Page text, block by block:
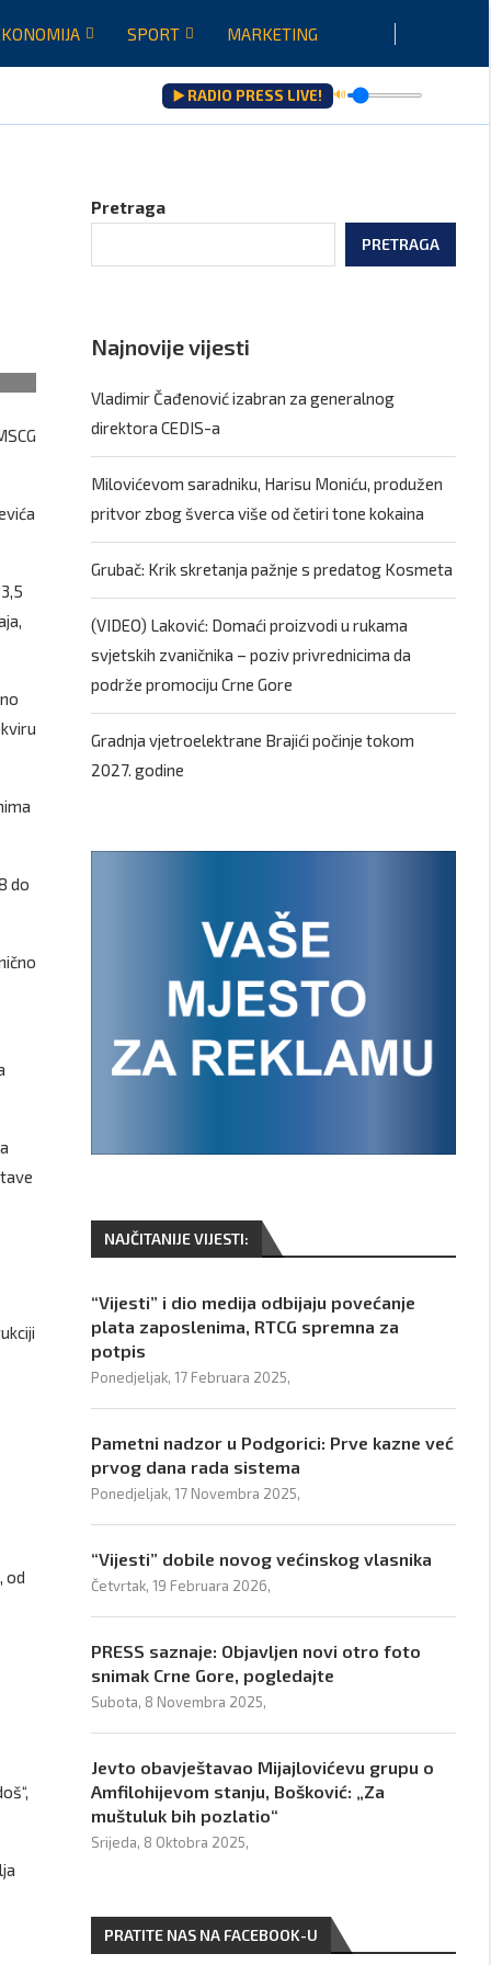
SPORT MARKETING
saradnje govoriće... ▶️ RADIO PRESS LIVE! 🔊
do
od
Pretraga
PRETRAGA
Najnovije vijesti
Vladimir Čađenović izabran za generalnog
direktora CEDIS-a
Milovićevom saradniku, Harisu Moniću, produžen
pritvor zbog šverca više od četiri tone kokaina
Grubač: Krik skretanja pažnje s predatog Kosmeta
(VIDEO) Laković: Domaći proizvodi u rukama
svjetskih zvaničnika – poziv privrednicima da
podrže promociju Crne Gore
Gradnja vjetroelektrane Brajići počinje tokom
2027. godine
NAJČITANIJE VIJESTI:
“Vijesti” i dio medija odbijaju povećanje
plata zaposlenima, RTCG spremna za
potpis
Ponedjeljak, 17 Februara 2025,
Pametni nadzor u Podgorici: Prve kazne već
prvog dana rada sistema
Ponedjeljak, 17 Novembra 2025,
“Vijesti” dobile novog većinskog vlasnika
Četvrtak, 19 Februara 2026,
PRESS saznaje: Objavljen novi otro foto
snimak Crne Gore, pogledajte
Subota, 8 Novembra 2025,
Jevto obavještavao Mijajlovićevu grupu o
Amfilohijevom stanju, Bošković: „Za
muštuluk bih pozlatio“
Srijeda, 8 Oktobra 2025,
PRATITE NAS NA FACEBOOK-U